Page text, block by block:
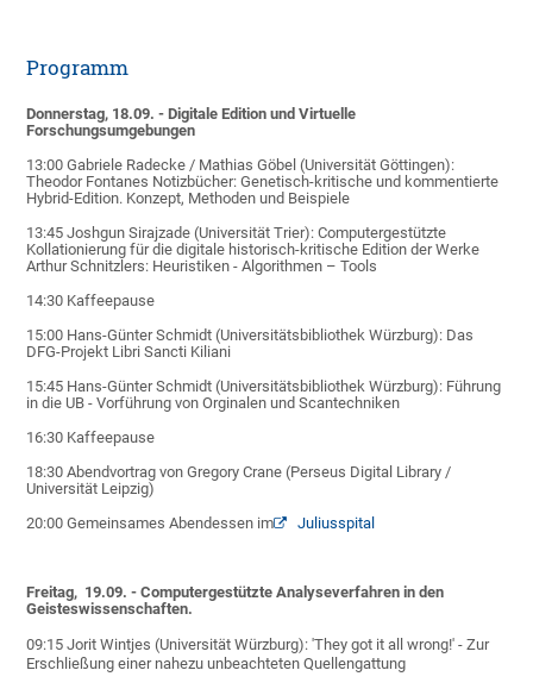
Programm
Donnerstag, 18.09. - Digitale Edition und Virtuelle
Forschungsumgebungen
13:00 Gabriele Radecke / Mathias Göbel (Universität Göttingen):
Theodor Fontanes Notizbücher: Genetisch-kritische und kommentierte
Hybrid-Edition. Konzept, Methoden und Beispiele
13:45 Joshgun Sirajzade (Universität Trier): Computergestützte
Kollationierung für die digitale historisch-kritische Edition der Werke
Arthur Schnitzlers: Heuristiken - Algorithmen – Tools
14:30 Kaffeepause
15:00 Hans-Günter Schmidt (Universitätsbibliothek Würzburg): Das
DFG-Projekt Libri Sancti Kiliani
15:45 Hans-Günter Schmidt (Universitätsbibliothek Würzburg): Führung
in die UB - Vorführung von Orginalen und Scantechniken
16:30 Kaffeepause
18:30 Abendvortrag von Gregory Crane (Perseus Digital Library /
Universität Leipzig)
20:00 Gemeinsames Abendessen im
Juliusspital
Freitag, 19.09. - Computergestützte Analyseverfahren in den
Geisteswissenschaften.
09:15 Jorit Wintjes (Universität Würzburg): 'They got it all wrong!' - Zur
Erschließung einer nahezu unbeachteten Quellengattung